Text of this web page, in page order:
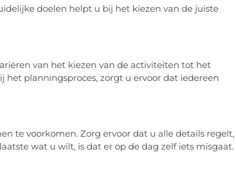
doelen helpt u bij het kiezen van de juiste
van het kiezen van de activiteiten tot het
planningsproces, zorgt u ervoor dat iedereen
te voorkomen. Zorg ervoor dat u alle details regelt,
wat u wilt, is dat er op de dag zelf iets misgaat.